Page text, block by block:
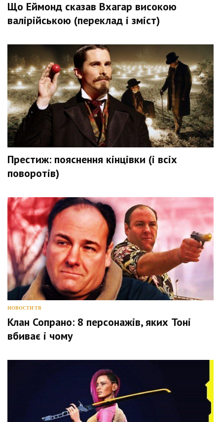
Що Еймонд сказав Вхагар високою
валірійською (переклад і зміст)
Престиж: пояснення кінцівки (і всіх
поворотів)
НОВОСТИ ТВ
Клан Сопрано: 8 персонажів, яких Тоні
вбиває і чому